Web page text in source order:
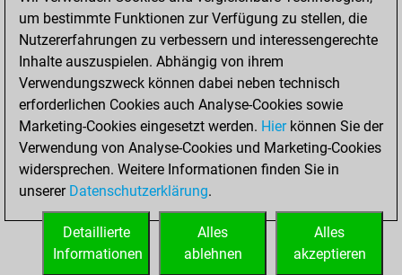
You created
your Fritz account
Fritz
Samstag,
August 8, 2020
You played 5
slow games
Play
You scored +1
=0 -4 in slow games
um bestimmte Funktionen zur Verfügung zu stellen, die
Nutzererfahrungen zu verbessern und interessengerechte
Inhalte auszuspielen. Abhängig von ihrem
Verwendungszweck können dabei neben technisch
erforderlichen Cookies auch Analyse-Cookies sowie
Marketing-Cookies eingesetzt werden. Hierkönnen Sie der
Verwendung von Analyse-Cookies und Marketing-Cookies
widersprechen. Weitere Informationen finden Sie in
unserer Datenschutzerklärung.
Alles
akzeptieren
Alles
ablehnen
Detaillierte
Informationen